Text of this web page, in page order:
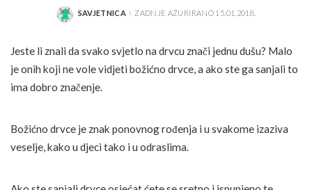
POSTED
SAVJETNICA ZADNJE AŽURIRANO 15.01.2018.
Jeste li znali da svako svjetlo na drvcu znači jednu dušu? Malo
je onih koji ne vole vidjeti božićno drvce, a ako ste ga sanjali to
ima dobro značenje.
Božićno drvce je znak ponovnog rođenja i u svakome izaziva
veselje, kako u djeci tako i u odraslima.